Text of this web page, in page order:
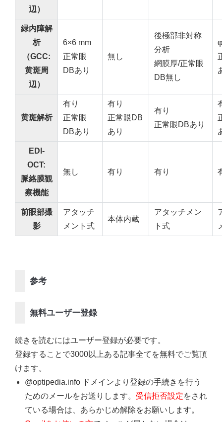
辺）
緑内障解
析
（GCC:
黄斑周
辺）
6×6 mm
正常眼
DBあり
無し
後極部非対称
分析
網膜厚/正常眼
DB無し
黄斑解析
有り
正常眼
DBあり
有り
正常眼DB
あり
有り
正常眼DBあり
EDI-
OCT:
脈絡膜観
察機能
無し 有り 有り
前眼部撮
影
アタッチ
メント式
本体内蔵
アタッチメン
ト式
参考
無料ユーザー登録
続きを読むにはユーザー登録が必要です。
登録することで3000以上ある記事全てを無料でご覧頂
けます。
@optipedia.info ドメインより登録の手続きを行う
ためのメールをお送りします。 受信拒否設定をされ
ている場合は、あらかじめ解除をお願いします。